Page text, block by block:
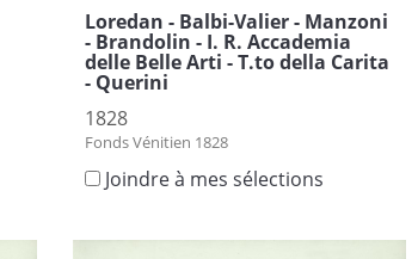
Loredan - Balbi-Valier - Manzoni
- Brandolin - I. R. Accademia
delle Belle Arti - T.to della Carita
- Querini
1828
Fonds Vénitien 1828
Joindre à mes sélections